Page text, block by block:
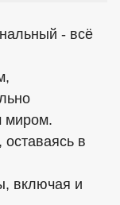
- всё
миром.
в
включая и